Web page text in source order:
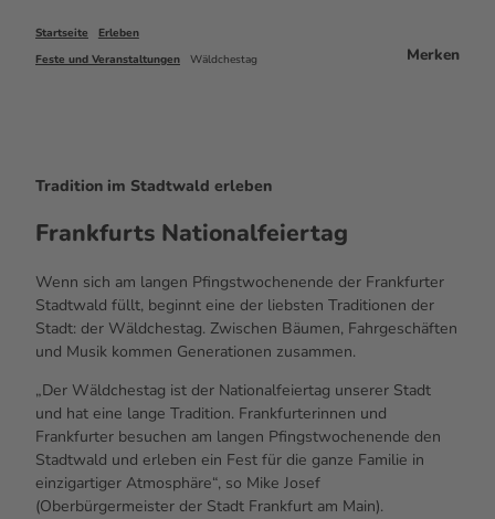
Startseite
Erleben
Feste und Veranstaltungen
Wäldchestag Merken
Tradition im Stadtwald erleben
Frankfurts Nationalfeiertag
Wenn sich am langen Pfingstwochenende der Frankfurter
Stadtwald füllt, beginnt eine der liebsten Traditionen der
Stadt: der Wäldchestag. Zwischen Bäumen, Fahrgeschäften
und Musik kommen Generationen zusammen.
„Der Wäldchestag ist der Nationalfeiertag unserer Stadt
und hat eine lange Tradition. Frankfurterinnen und
Frankfurter besuchen am langen Pfingstwochenende den
Stadtwald und erleben ein Fest für die ganze Familie in
einzigartiger Atmosphäre“, so Mike Josef
(Oberbürgermeister der Stadt Frankfurt am Main).